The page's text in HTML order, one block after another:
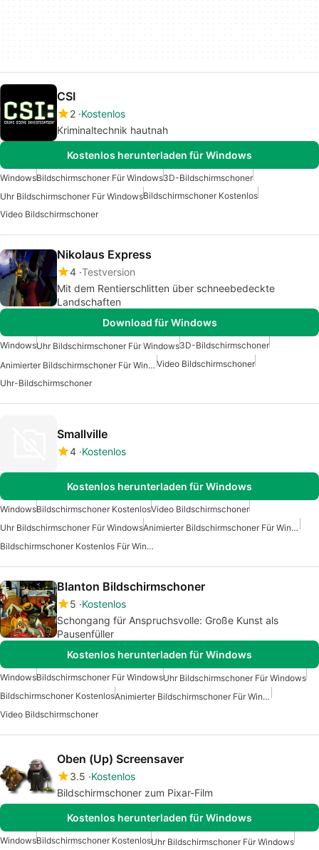
CSI
2 Kostenlos
Kriminaltechnik hautnah
Kostenlos herunterladen für Windows
WindowsBildschirmschoner Für Windows3D-Bildschirmschoner
Uhr Bildschirmschoner Für WindowsBildschirmschoner Kostenlos
Video Bildschirmschoner
Nikolaus Express
4 Testversion
Mit dem Rentierschlitten über schneebedeckte
Landschaften
Download für Windows
WindowsUhr Bildschirmschoner Für Windows3D-Bildschirmschoner
Animierter Bildschirmschoner Für Windows Video Bildschirmschoner
Uhr-Bildschirmschoner
Smallville
4 Kostenlos
Kostenlos herunterladen für Windows
WindowsBildschirmschoner KostenlosVideo Bildschirmschoner
Uhr Bildschirmschoner Für Windows
Animierter Bildschirmschoner Für Windows
Bildschirmschoner Kostenlos Für Windows
Blanton Bildschirmschoner
5 Kostenlos
Schongang für Anspruchsvolle: Große Kunst als
Pausenfüller
Kostenlos herunterladen für Windows
WindowsBildschirmschoner Für WindowsUhr Bildschirmschoner Für Windows
Bildschirmschoner Kostenlos
Animierter Bildschirmschoner Für Windows
Video Bildschirmschoner
Oben (Up) Screensaver
3.5 Kostenlos
Bildschirmschoner zum Pixar-Film
Kostenlos herunterladen für Windows
WindowsBildschirmschoner KostenlosUhr Bildschirmschoner Für Windows